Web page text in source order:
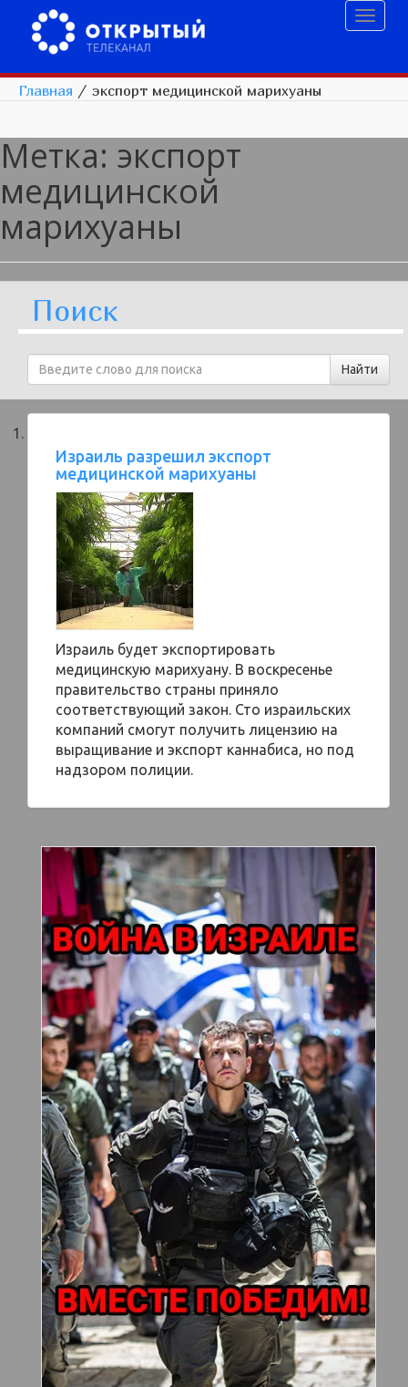
Главная / экспорт медицинской марихуаны
Метка: экспорт
медицинской
марихуаны
Поиск
Израиль разрешил экспорт
медицинской марихуаны
Израиль будет экспортировать
медицинскую марихуану. В воскресенье
правительство страны приняло
соответствующий закон. Сто израильских
компаний смогут получить лицензию на
выращивание и экспорт каннабиса, но под
надзором полиции.